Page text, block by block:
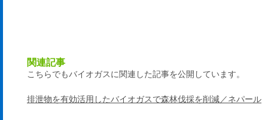
関連記事
こちらでもバイオガスに関連した記事を公開しています。
排泄物を有効活用したバイオガスで森林伐採を削減／ネパール